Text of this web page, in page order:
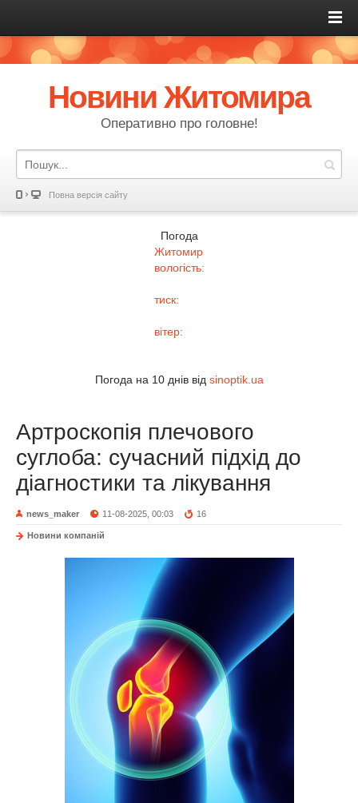
Новини Житомира
Оперативно про головне!
Повна версія сайту
Погода
Житомир
вологість:
тиск:
вітер:
Погода на 10 днів від sinoptik.ua
Артроскопія плечового
суглоба: сучасний підхід до
діагностики та лікування
news_maker 11-08-2025, 00:03 16
Новини компаній